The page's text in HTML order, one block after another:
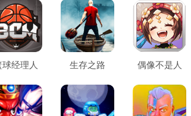
球经理人 生存之路 偶像不是人